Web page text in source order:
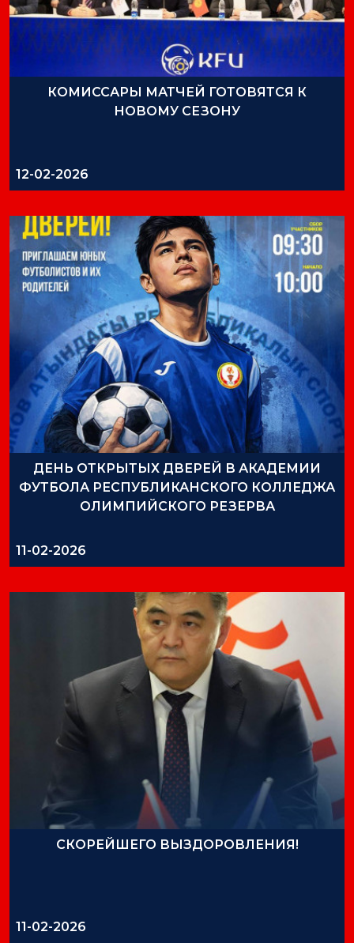
КОМИССАРЫ МАТЧЕЙ ГОТОВЯТСЯ К
НОВОМУ СЕЗОНУ
12-02-2026
ДЕНЬ ОТКРЫТЫХ ДВЕРЕЙ В АКАДЕМИИ
ФУТБОЛА РЕСПУБЛИКАНСКОГО КОЛЛЕДЖА
ОЛИМПИЙСКОГО РЕЗЕРВА
11-02-2026
СКОРЕЙШЕГО ВЫЗДОРОВЛЕНИЯ!
11-02-2026